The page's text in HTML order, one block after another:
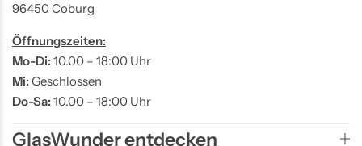
96450 Coburg
Öffnungszeiten:
Mo-Di:10.00 – 18:00 Uhr
Mi:Geschlossen
Do-Sa:10.00 – 18:00 Uhr
GlasWunder entdecken